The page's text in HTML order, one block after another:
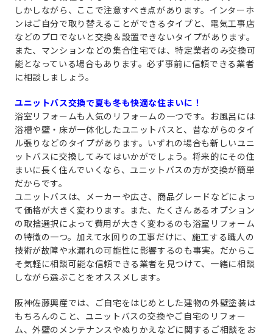
しかしながら、ここで注意すべき点があります。インターホ
ンはご自分で取り替えることができるタイプと、電気工事店
などのプロでないと交換＆設置できないタイプがあります。
また、マンションなどの集合住宅では、特定業者のみ交換可
能となっている場合もあります。必ず事前に信頼できる業者
に相談しましょう。
ユニットバス交換で夏も冬も快適な住まいに！
浴室リフォームも人気のリフォームの一つです。お風呂には
浴槽や壁・床が一体化したユニットバスと、昔ながらのタイ
ル張りなどのタイプがあります。いずれの場合も新しいユニ
ットバスに交換してみてはいかがでしょう。将来的にその住
まいに長く住んでいくなら、ユニットバスの方が交換が簡単
だからです。
ユニットバスは、メーカーや広さ、商品グレードなどによっ
て価格が大きく変わります。また、たくさんあるオプション
の取捨選択によって費用が大きく変わるのも浴室リフォーム
の特徴の一つ。加えて水回りの工事だけに、施工する職人の
技術が故障や水漏れの可能性に影響するのも事実。だからこ
そ気軽に相談可能な信頼できる業者を見つけて、一緒に相談
しながら選ぶことをオススメします。
阪神佐藤興産では、ご自宅をはじめとした建物の外壁塗装は
もちろんのこと、ユニットバスの交換やご自宅のリフォー
ム、外壁のメンテナンスやぬりかえなどに関するご相談をお